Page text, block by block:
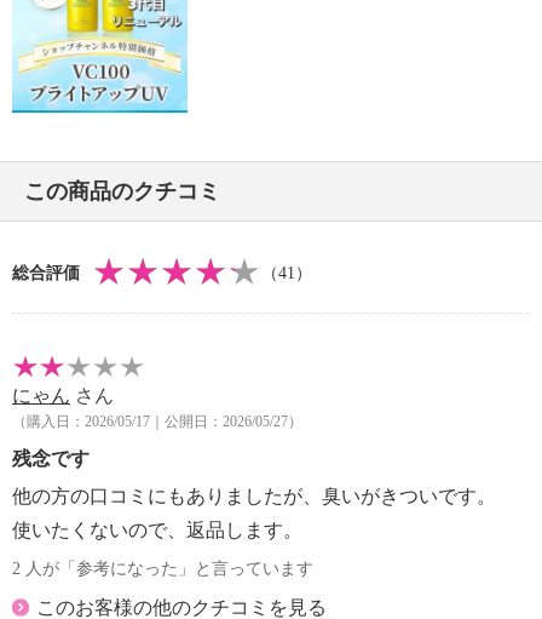
この商品のクチコミ
総合評価 （41）
にゃん さん
（購入日：2026/05/17｜公開日：2026/05/27）
残念です
他の方の口コミにもありましたが、臭いがきついです。
使いたくないので、返品します。
2 人が「参考になった」と言っています
このお客様の他のクチコミを見る